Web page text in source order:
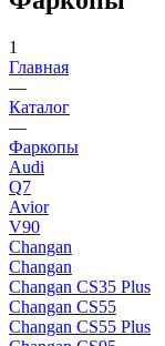
1
Главная
—
Каталог
—
Фаркопы
Audi
Q7
Avior
V90
Changan
Changan
Changan CS35 Plus
Changan CS55
Changan CS55 Plus